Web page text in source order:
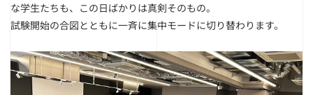
な学生たちも、この日ばかりは真剣そのもの。
試験開始の合図とともに一斉に集中モードに切り替わります。